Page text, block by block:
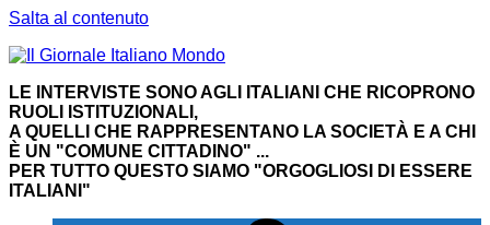
Salta al contenuto
LE INTERVISTE SONO AGLI ITALIANI CHE RICOPRONO
RUOLI ISTITUZIONALI,
A QUELLI CHE RAPPRESENTANO LA SOCIETÀ E A CHI
È UN "COMUNE CITTADINO" ...
PER TUTTO QUESTO SIAMO "ORGOGLIOSI DI ESSERE
ITALIANI"